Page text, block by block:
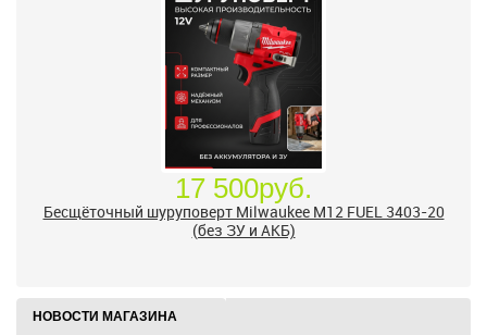
17 500руб.
Бесщёточный шуруповерт Milwaukee M12 FUEL 3403-20
(без ЗУ и АКБ)
НОВОСТИ МАГАЗИНА